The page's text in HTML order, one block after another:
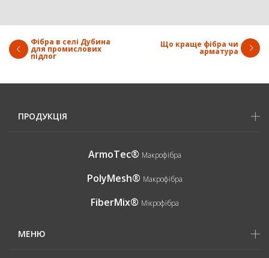
Фібра в селі Дубина
для промислових
підлог
Що краще фібра чи
арматура
ПРОДУКЦІЯ
ArmoTec® Макрофібра
PolyMesh® Макрофібра
FiberMix® Мікрофібра
МЕНЮ